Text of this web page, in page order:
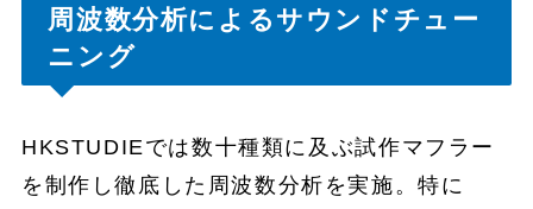
周波数分析によるサウンドチュー
ニング
HKSTUDIEでは数十種類に及ぶ試作マフラー
を制作し徹底した周波数分析を実施。特に